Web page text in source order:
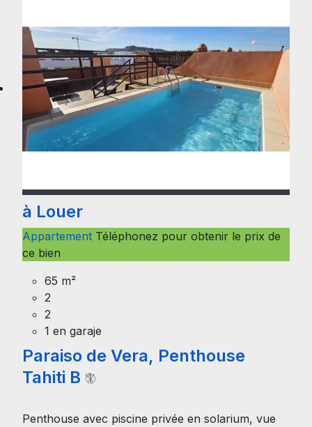
à Louer
Appartement Téléphonez pour obtenir le prix de
ce bien
65 m²
2
2
1 en garaje
Paraiso de Vera, Penthouse
Tahiti B
Penthouse avec piscine privée en solarium, vue